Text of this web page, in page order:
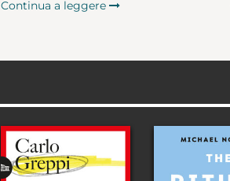
Continua a leggere